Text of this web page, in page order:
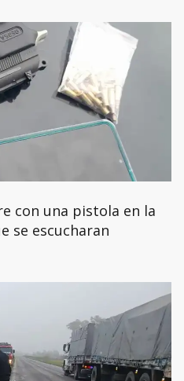
con una pistola en la
se escucharan